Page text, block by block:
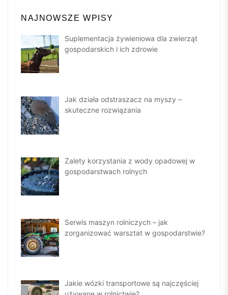
NAJNOWSZE WPISY
Suplementacja żywieniowa dla zwierząt
gospodarskich i ich zdrowie
Jak działa odstraszacz na myszy –
skuteczne rozwiązania
Zalety korzystania z wody opadowej w
gospodarstwach rolnych
Serwis maszyn rolniczych – jak
zorganizować warsztat w gospodarstwie?
Jakie wózki transportowe są najczęściej